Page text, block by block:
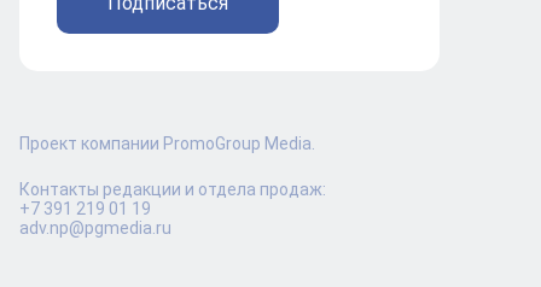
Проект компании PromoGroup Media.
Контакты редакции и отдела продаж:
+7 391 219 01 19
adv.np@pgmedia.ru